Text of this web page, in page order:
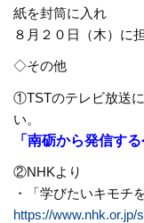
紙を封筒に入れ
８月２０日（木）に
◇その他
①TSTのテレビ放送
い。
「南砺から発信す
②NHKより
・「学びたいキモチ
https://www.nhk.or.jp/